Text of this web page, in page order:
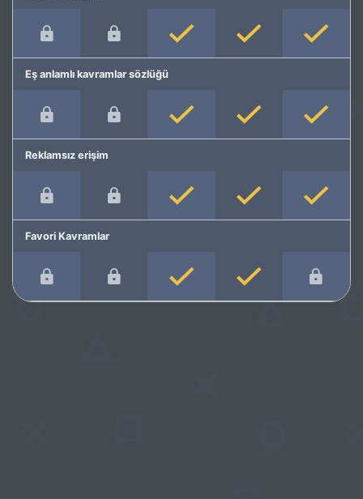
Eş anlamlı kavramlar sözlüğü
Reklamsız erişim
Favori Kavramlar